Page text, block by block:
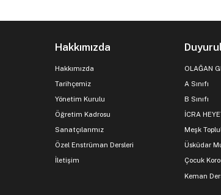
Hakkımızda
Hakkımızda
Tarihçemiz
Yönetim Kurulu
Öğretim Kadrosu
Sanatçılarımız
Özel Enstrüman Dersleri
İletişim
OLAĞAN
A Sınıfı
B Sınıfı
İCRA
Meşk
Üsküdar
Çocuk
Keman